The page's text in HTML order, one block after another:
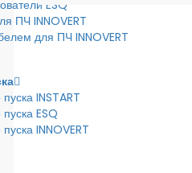
ESQ
ПЧ INNOVERT
для ПЧ INNOVERT
INSTART
ESQ
INNOVERT